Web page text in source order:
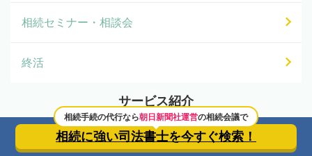
相続セミナー・相談会
終活
サービス紹介
弁護士検索トップ
相続手続の代行なら朝日新聞社運営の相続会議で
相続に強い司法書士を今すぐ検索！